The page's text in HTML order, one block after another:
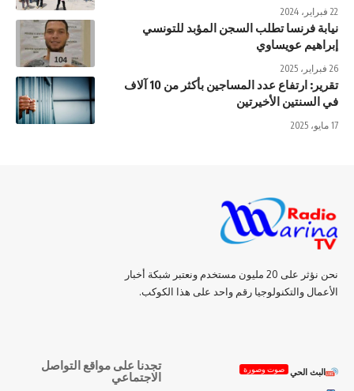
22 فبراير، 2024
نيابة فرنسا تطلب السجن المؤبد للتونسي
إبراهيم عويساوي
26 فبراير، 2025
تقرير: ارتفاع عدد المساجين بأكثر من 10 آلاف
في السنتين الأخيرتين
17 مايو، 2025
نحن نؤثر على 20 مليون مستخدم ونعتبر شبكة أخبار
الأعمال والتكنولوجيا رقم واحد على هذا الكوكب.
البث الحي صوت وصورة
تجدنا على مواقع التواصل
الاجتماعي